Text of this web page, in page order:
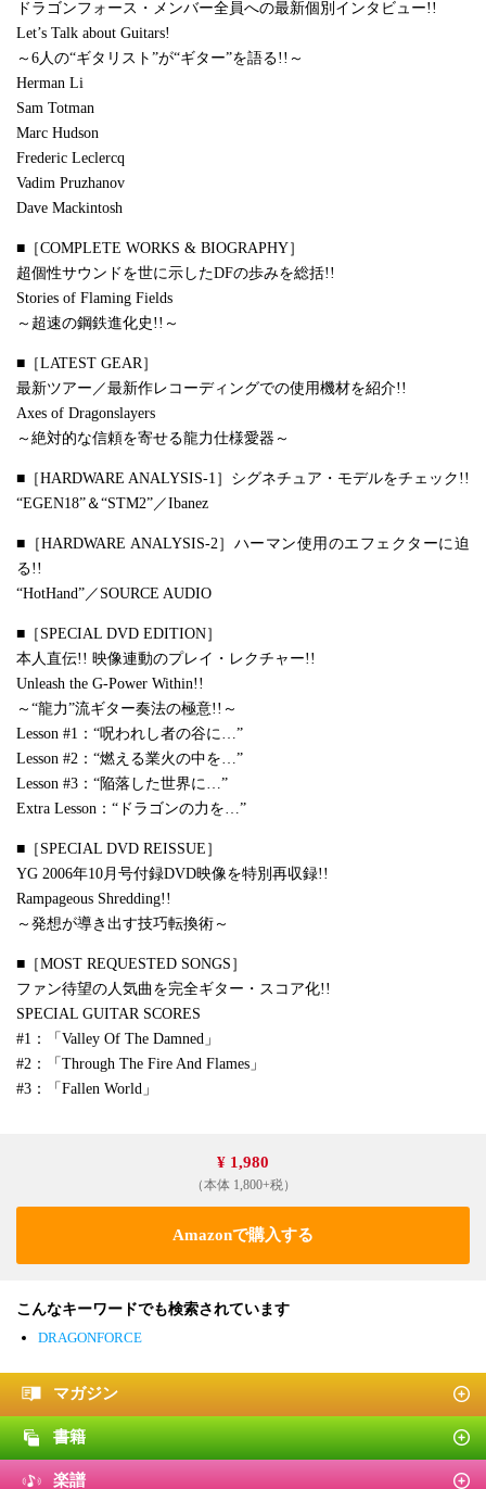
ドラゴンフォース・メンバー全員への最新個別インタビュー!!
Let’s Talk about Guitars!
～6人の“ギタリスト”が“ギター”を語る!!～
Herman Li
Sam Totman
Marc Hudson
Frederic Leclercq
Vadim Pruzhanov
Dave Mackintosh
■［COMPLETE WORKS & BIOGRAPHY］
超個性サウンドを世に示したDFの歩みを総括!!
Stories of Flaming Fields
～超速の鋼鉄進化史!!～
■［LATEST GEAR］
最新ツアー／最新作レコーディングでの使用機材を紹介!!
Axes of Dragonslayers
～絶対的な信頼を寄せる龍力仕様愛器～
■［HARDWARE ANALYSIS-1］シグネチュア・モデルをチェック!!
“EGEN18”＆“STM2”／Ibanez
■［HARDWARE ANALYSIS-2］ハーマン使用のエフェクターに迫
る!!
“HotHand”／SOURCE AUDIO
■［SPECIAL DVD EDITION］
本人直伝!! 映像連動のプレイ・レクチャー!!
Unleash the G-Power Within!!
～“龍力”流ギター奏法の極意!!～
Lesson #1：“呪われし者の谷に…”
Lesson #2：“燃える業火の中を…”
Lesson #3：“陥落した世界に…”
Extra Lesson：“ドラゴンの力を…”
■［SPECIAL DVD REISSUE］
YG 2006年10月号付録DVD映像を特別再収録!!
Rampageous Shredding!!
～発想が導き出す技巧転換術～
■［MOST REQUESTED SONGS］
ファン待望の人気曲を完全ギター・スコア化!!
SPECIAL GUITAR SCORES
#1：「Valley Of The Damned」
#2：「Through The Fire And Flames」
#3：「Fallen World」
¥ 1,980
（本体 1,800+税）
Amazonで購入する
こんなキーワードでも検索されています
DRAGONFORCE
マガジン
書籍
楽譜